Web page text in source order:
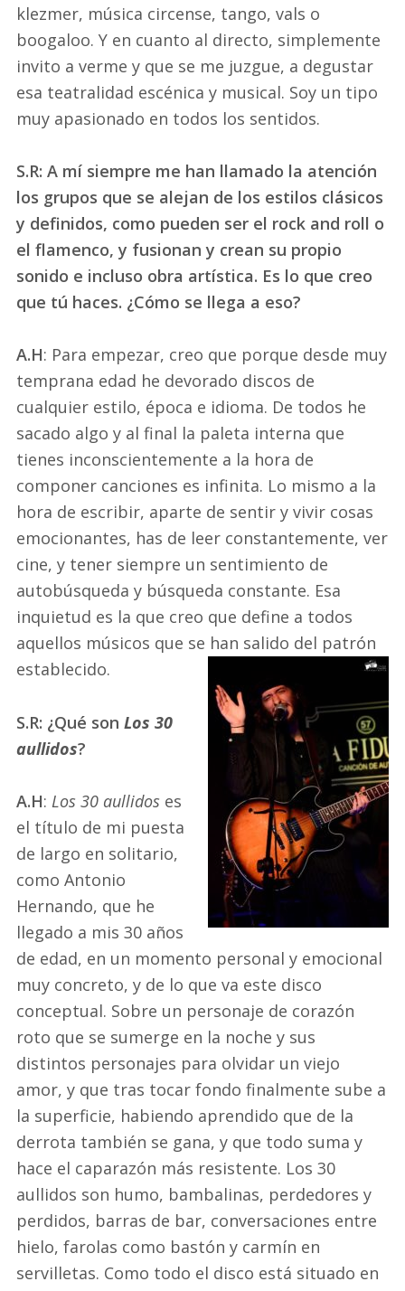
klezmer, música circense, tango, vals o
boogaloo. Y en cuanto al directo, simplemente
invito a verme y que se me juzgue, a degustar
esa teatralidad escénica y musical. Soy un tipo
muy apasionado en todos los sentidos.
S.R: A mí siempre me han llamado la atención
los grupos que se alejan de los estilos clásicos
y definidos, como pueden ser el rock and roll o
el flamenco, y fusionan y crean su propio
sonido e incluso obra artística. Es lo que creo
que tú haces. ¿Cómo se llega a eso?
A.H: Para empezar, creo que porque desde muy
temprana edad he devorado discos de
cualquier estilo, época e idioma. De todos he
sacado algo y al final la paleta interna que
tienes inconscientemente a la hora de
componer canciones es infinita. Lo mismo a la
hora de escribir, aparte de sentir y vivir cosas
emocionantes, has de leer constantemente, ver
cine, y tener siempre un sentimiento de
autobúsqueda y búsqueda constante. Esa
inquietud es la que creo que define a todos
aquellos músicos que se han salido del patrón
establecido.
S.R: ¿Qué son Los 30
aullidos?
A.H: Los 30 aullidos es
el título de mi puesta
de largo en solitario,
como Antonio
Hernando, que he
llegado a mis 30 años
de edad, en un momento personal y emocional
muy concreto, y de lo que va este disco
conceptual. Sobre un personaje de corazón
roto que se sumerge en la noche y sus
distintos personajes para olvidar un viejo
amor, y que tras tocar fondo finalmente sube a
la superficie, habiendo aprendido que de la
derrota también se gana, y que todo suma y
hace el caparazón más resistente. Los 30
aullidos son humo, bambalinas, perdedores y
perdidos, barras de bar, conversaciones entre
hielo, farolas como bastón y carmín en
servilletas. Como todo el disco está situado en